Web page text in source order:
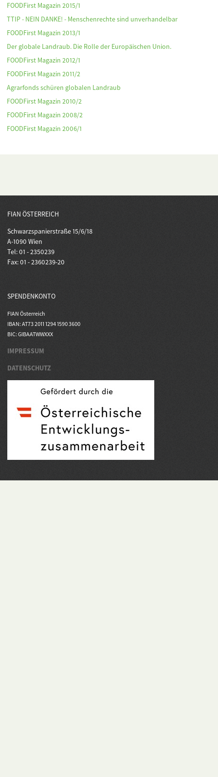
FOODFirst Magazin 2015/1
TTIP - NEIN DANKE! - Menschenrechte sind unverhandelbar
FOODFirst Magazin 2013/1
Der globale Landraub. Die Rolle der Europäischen Union.
FOODFirst Magazin 2012/1
FOODFirst Magazin 2011/2
Agrarfonds schüren globalen Landraub
FOODFirst Magazin 2010/2
FOODFirst Magazin 2008/2
FOODFirst Magazin 2006/1
FIAN ÖSTERREICH
Schwarzspanierstraße 15/6/18
A-1090 Wien
Tel: 01 - 2350239
Fax: 01 - 2360239-20
SPENDENKONTO
FIAN Österreich
IBAN: AT73 2011 1294 1590 3600
BIC: GIBAATWWXXX
IMPRESSUM
DATENSCHUTZ